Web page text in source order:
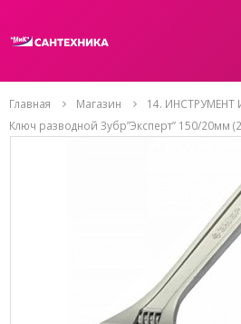
Главная Магазин 14. ИНСТРУМЕНТ
Ключ разводной Зубр”Эксперт” 150/20мм